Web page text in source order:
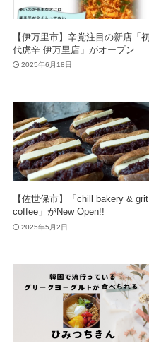
【伊万里市】辛党注目の新店「初
代虎辛 伊万里店」がオープン
2025年6月18日
【佐世保市】「chill bakery & grit
coffee」がNew Open!!
2025年5月2日